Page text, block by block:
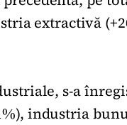
extractivă
s-a
industria